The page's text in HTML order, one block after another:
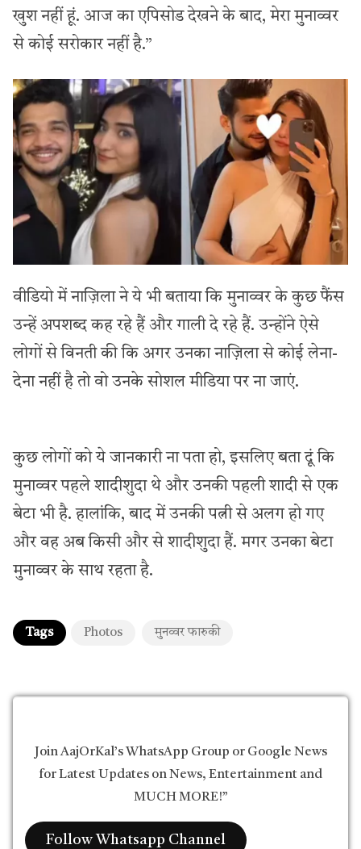
खुश नहीं हूं. आज का एपिसोड देखने के बाद, मेरा मुनाव्वर
से कोई सरोकार नहीं है.”
वीडियो में नाज़िला ने ये भी बताया कि मुनाव्वर के कुछ फैंस
उन्हें अपशब्द कह रहे हैं और गाली दे रहे हैं. उन्होंने ऐसे
लोगों से विनती की कि अगर उनका नाज़िला से कोई लेना-
देना नहीं है तो वो उनके सोशल मीडिया पर ना जाएं.
कुछ लोगों को ये जानकारी ना पता हो, इसलिए बता दूं कि
मुनाव्वर पहले शादीशुदा थे और उनकी पहली शादी से एक
बेटा भी है. हालांकि, बाद में उनकी पत्नी से अलग हो गए
और वह अब किसी और से शादीशुदा हैं. मगर उनका बेटा
मुनाव्वर के साथ रहता है.
Tags Photos मुनव्वर फारुकी
Join AajOrKal’s WhatsApp Group or Google News
for Latest Updates on News, Entertainment and
MUCH MORE!”
Follow Whatsapp Channel